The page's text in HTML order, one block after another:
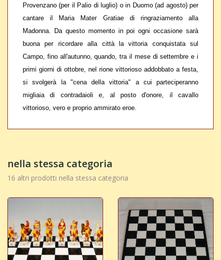
Provenzano (per il Palio di luglio) o in Duomo(ad agosto) per
cantare il
Maria Mater Gratiaedi ringraziamento alla
Madonna. Da questo momento in poi ogni occasione sarà
buona per ricordare alla città la vittoria conquistata sul
Campo, fino all'autunno, quando, tra il mese di settembre e i
primi giorni di ottobre, nel rione vittorioso addobbato a festa,
si svolgerà la "cena della vittoria" a cui parteciperanno
migliaia di contradaioli e, al posto d'onore, il cavallo
vittorioso, vero e proprio ammirato eroe.
nella stessa categoria
16 altri prodotti nella stessa categoria